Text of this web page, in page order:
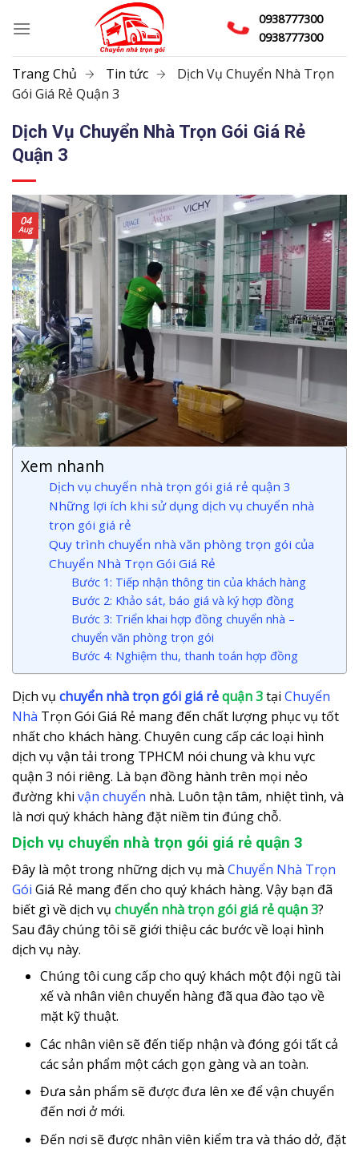
0938777300
0938777300
Trang Chủ Tin tức
Dịch Vụ Chuyển Nhà Trọn
Gói Giá Rẻ Quận 3
Dịch Vụ Chuyển Nhà Trọn Gói Giá Rẻ
Quận 3
04
Aug
Xem nhanh
Dịch vụ chuyển nhà trọn gói giá rẻ quận 3
Những lợi ích khi sử dụng dịch vụ chuyển nhà
trọn gói giá rẻ
Quy trình chuyển nhà văn phòng trọn gói của
Chuyển Nhà Trọn Gói Giá Rẻ
Bước 1: Tiếp nhận thông tin của khách hàng
Bước 2: Khảo sát, báo giá và ký hợp đồng
Bước 3: Triển khai hợp đồng chuyển nhà –
chuyển văn phòng trọn gói
Bước 4: Nghiệm thu, thanh toán hợp đồng
Dịch vụ chuyển nhà trọn gói giá rẻquận 3tại Chuyển
Nhà Trọn Gói Giá Rẻ mang đến chất lượng phục vụ tốt
nhất cho khách hàng. Chuyên cung cấp các loại hình
dịch vụ vận tải trong TPHCM nói chung và khu vực
quận 3 nói riêng. Là bạn đồng hành trên mọi nẻo
đường khi vận chuyển nhà. Luôn tận tâm, nhiệt tình, và
là nơi quý khách hàng đặt niềm tin đúng chỗ.
Dịch vụ chuyển nhà trọn gói giá rẻ quận 3
Đây là một trong những dịch vụ mà Chuyển Nhà Trọn
Gói Giá Rẻ mang đến cho quý khách hàng. Vậy bạn đã
biết gì về dịch vụ chuyển nhà trọn gói giá rẻ quận 3?
Sau đây chúng tôi sẽ giới thiệu các bước về loại hình
dịch vụ này.
Chúng tôi cung cấp cho quý khách một đội ngũ tài
xế và nhân viên chuyển hàng đã qua đào tạo về
mặt kỹ thuật.
Các nhân viên sẽ đến tiếp nhận và đóng gói tất cả
các sản phẩm một cách gọn gàng và an toàn.
Đưa sản phẩm sẽ được đưa lên xe để vận chuyển
đến nơi ở mới.
Đến nơi sẽ được nhân viên kiểm tra và tháo dở, đặt